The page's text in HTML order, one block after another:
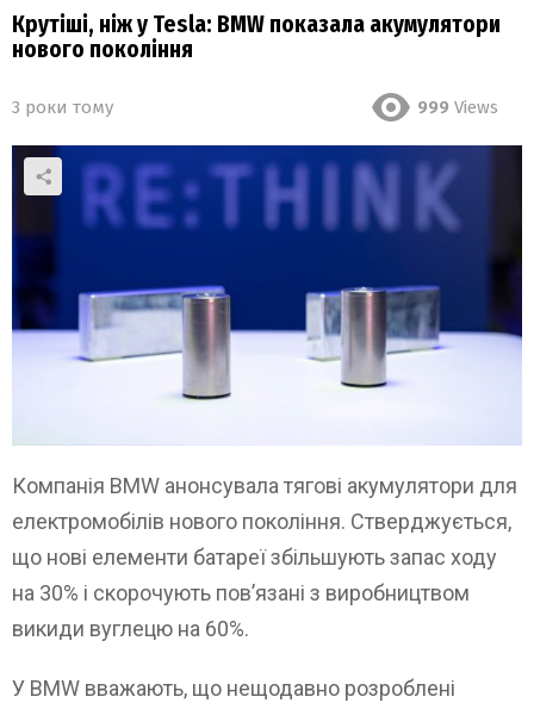
Крутіші, ніж у Tesla: BMW показала акумулятори
нового покоління
3 роки тому 999 Views
Компанія BMW анонсувала тягові акумулятори для
електромобілів нового покоління. Стверджується,
що нові елементи батареї збільшують запас ходу
на 30% і скорочують пов’язані з виробництвом
викиди вуглецю на 60%.
У BMW вважають, що нещодавно розроблені